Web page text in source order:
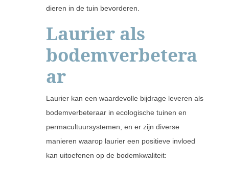
dieren in de tuin bevorderen.
Laurier als
bodemverbetera
ar
Laurier kan een waardevolle bijdrage leveren als
bodemverbeteraar in ecologische tuinen en
permacultuursystemen, en er zijn diverse
manieren waarop laurier een positieve invloed
kan uitoefenen op de bodemkwaliteit: